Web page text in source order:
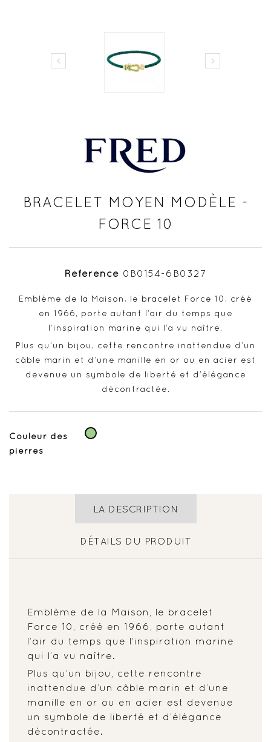
 
BRACELET MOYEN MODÈLE -
FORCE 10
Référence 0B0154-6B0327
Emblème de la Maison, le bracelet Force 10, créé
en 1966, porte autant l’air du temps que
l’inspiration marine qui l’a vu naître.
Plus qu’un bijou, cette rencontre inattendue d’un
câble marin et d’une manille en or ou en acier est
devenue un symbole de liberté et d’élégance
décontractée.
Couleur des
pierres
Vert
LA DESCRIPTION
DÉTAILS DU PRODUIT
Emblème de la Maison, le bracelet
Force 10, créé en 1966, porte autant
l’air du temps que l’inspiration marine
qui l’a vu naître.
Plus qu’un bijou, cette rencontre
inattendue d’un câble marin et d’une
manille en or ou en acier est devenue
un symbole de liberté et d’élégance
décontractée.